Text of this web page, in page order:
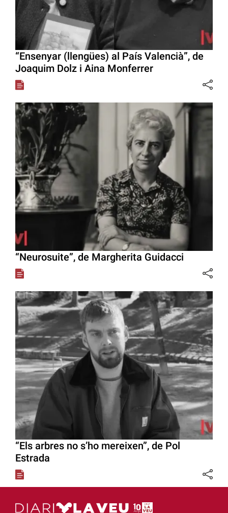
“Ensenyar (llengües) al País Valencià”, de
Joaquim Dolz i Aina Monferrer
“Neurosuite”, de Margherita Guidacci
“Els arbres no s’ho mereixen”, de Pol
Estrada